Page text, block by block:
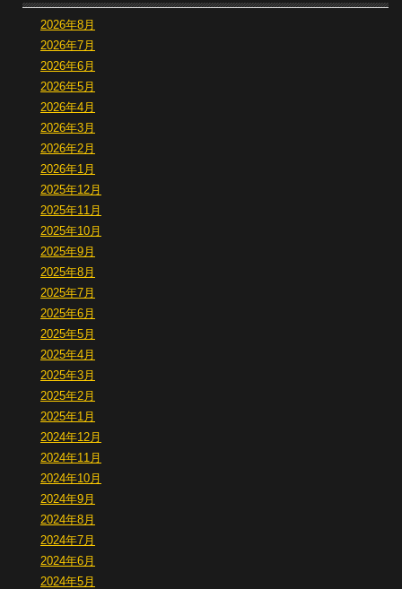
2026年8月
2026年7月
2026年6月
2026年5月
2026年4月
2026年3月
2026年2月
2026年1月
2025年12月
2025年11月
2025年10月
2025年9月
2025年8月
2025年7月
2025年6月
2025年5月
2025年4月
2025年3月
2025年2月
2025年1月
2024年12月
2024年11月
2024年10月
2024年9月
2024年8月
2024年7月
2024年6月
2024年5月